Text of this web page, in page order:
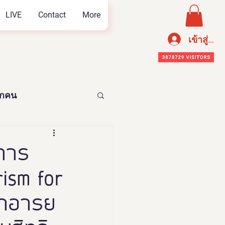
LIVE Contact More
เข้าสู่ระ
คน
อาหารเพือสุขภาพ
2023
าร
for
อารย